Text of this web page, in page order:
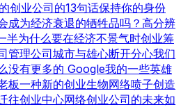
创业公司的13句话保持你的身份
成为经济衰退的牺牲品吗？ 高分辨
半为什么要在经济不景气时创业筹
管理公司城市与雄心断开分心我们
没有更多的 Google我的一些英雄
板一种新的创业生物网络喷子创造
往创业中心网络创业公司的未来如